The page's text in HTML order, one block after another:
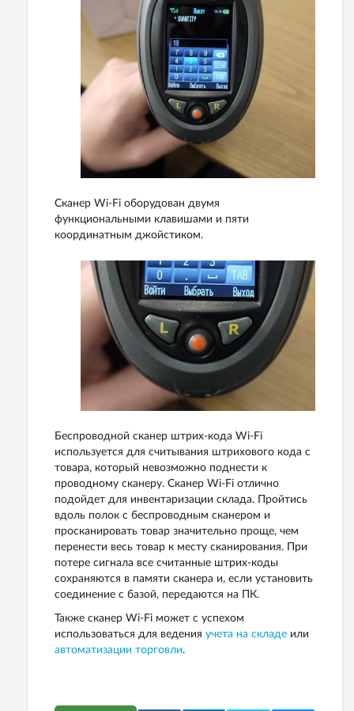
Сканер Wi-Fi оборудован двумя
функциональными клавишами и пяти
координатным джойстиком.
Беспроводной сканер штрих-кода Wi-Fi
используется для считывания штрихового кода с
товара, который невозможно поднести к
проводному сканеру. Сканер Wi-Fi отлично
подойдет для инвентаризации склада. Пройтись
вдоль полок с беспроводным сканером и
просканировать товар значительно проще, чем
перенести весь товар к месту сканирования. При
потере сигнала все считанные штрих-коды
сохраняются в памяти сканера и, если установить
соединение с базой, передаются на ПК.
Также сканер Wi-Fi может с успехом
использоваться для ведения учета на складе или
автоматизации торговли.